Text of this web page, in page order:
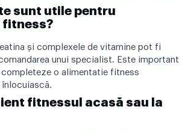
sunt utile pentru
și complexele de vitamine pot fi
unui specialist. Este important
o alimentatie fitness
fitnessul acasă sau la